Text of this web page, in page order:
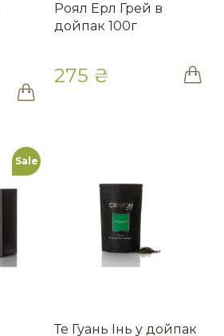
Роял Ерл Грей в
дойпак 100г
275 ₴
Sale
Те Гуань Інь у дойпак